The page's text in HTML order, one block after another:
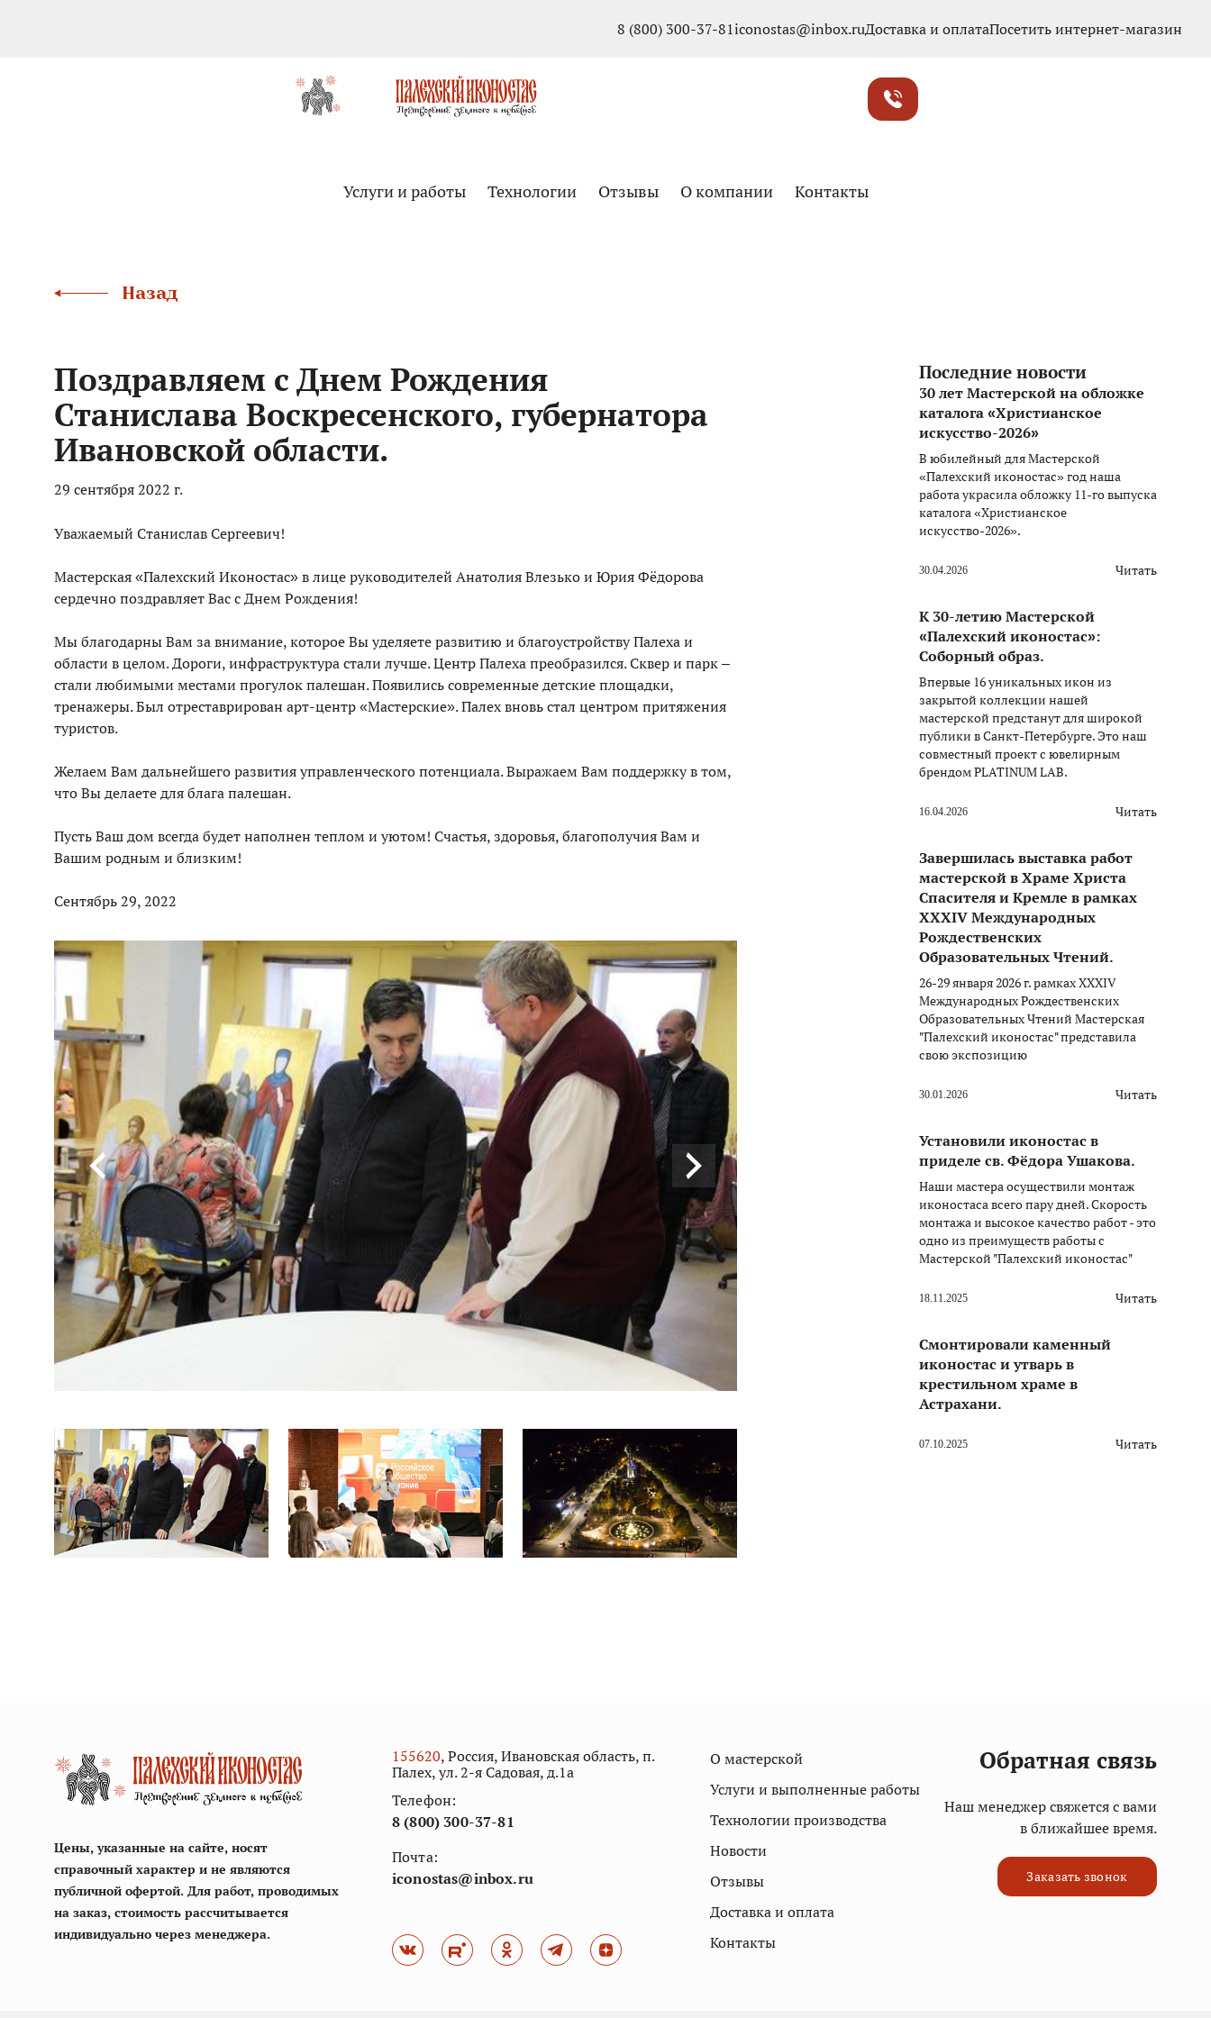
8 (800) 300-37-81iconostas@inbox.ruДоставка и оплатаПосетить интернет-магазин
Услуги и работы Технологии Отзывы О компании Контакты
Назад
Поздравляем с Днем Рождения
Станислава Воскресенского, губернатора
Ивановской области.
29 сентября 2022 г.
Уважаемый Станислав Сергеевич!
Мастерская «Палехский Иконостас» в лице руководителей Анатолия Влезько и Юрия Фёдорова
сердечно поздравляет Вас с Днем Рождения!
Мы благодарны Вам за внимание, которое Вы уделяете развитию и благоустройству Палеха и
области в целом. Дороги, инфраструктура стали лучше. Центр Палеха преобразился. Сквер и парк –
стали любимыми местами прогулок палешан. Появились современные детские площадки,
тренажеры. Был отреставрирован арт-центр «Мастерские». Палех вновь стал центром притяжения
туристов.
Желаем Вам дальнейшего развития управленческого потенциала. Выражаем Вам поддержку в том,
что Вы делаете для блага палешан.
Пусть Ваш дом всегда будет наполнен теплом и уютом! Счастья, здоровья, благополучия Вам и
Вашим родным и близким!
Сентябрь 29, 2022
Последние новости
30 лет Мастерской на обложке
каталога «Христианское
искусство-2026»
В юбилейный для Мастерской
«Палехский иконостас» год наша
работа украсила обложку 11-го выпуска
каталога «Христианское
искусство-2026».
30.04.2026 Читать
К 30-летию Мастерской
«Палехский иконостас»:
Соборный образ.
Впервые 16 уникальных икон из
закрытой коллекции нашей
мастерской предстанут для широкой
публики в Санкт-Петербурге. Это наш
совместный проект с ювелирным
брендом PLATINUM LAB.
16.04.2026 Читать
Завершилась выставка работ
мастерской в Храме Христа
Спасителя и Кремле в рамках
XXXIV Международных
Рождественских
Образовательных Чтений.
26-29 января 2026 г. рамках XXXIV
Международных Рождественских
Образовательных Чтений Мастерская
"Палехский иконостас" представила
свою экспозицию
30.01.2026 Читать
Установили иконостас в
приделе св. Фёдора Ушакова.
Наши мастера осуществили монтаж
иконостаса всего пару дней. Скорость
монтажа и высокое качество работ - это
одно из преимуществ работы с
Мастерской "Палехский иконостас"
18.11.2025 Читать
Смонтировали каменный
иконостас и утварь в
крестильном храме в
Астрахани.
07.10.2025 Читать
Цены, указанные на сайте, носят
справочный характер и не являются
публичной офертой. Для работ, проводимых
на заказ, стоимость рассчитывается
индивидуально через менеджера.
155620, Россия, Ивановская область, п.
Палех, ул. 2-я Садовая, д.1а
Телефон:
8 (800) 300-37-81
Почта:
iconostas@inbox.ru
О мастерской
Услуги и выполненные работы
Технологии производства
Новости
Отзывы
Доставка и оплата
Контакты
Обратная связь
Наш менеджер свяжется с вами
в ближайшее время.
Заказать звонок